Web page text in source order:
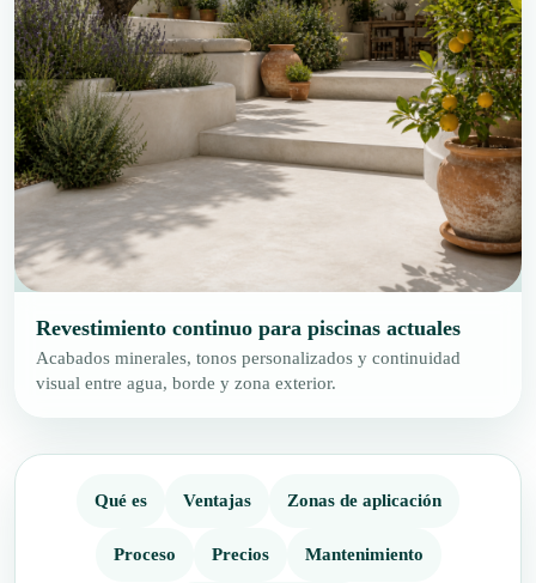
Revestimiento continuo para piscinas actuales
Acabados minerales, tonos personalizados y continuidad
visual entre agua, borde y zona exterior.
Qué es Ventajas Zonas de aplicación
Proceso Precios Mantenimiento